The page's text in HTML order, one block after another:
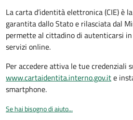
La carta d’identità elettronica (CIE) è
garantita dallo Stato e rilasciata dal
permette al cittadino di autenticarsi
servizi online.
Per accedere attiva le tue credenziali
www.cartaidentita.interno.gov.ite
smartphone.
Se hai bisogno di aiuto...